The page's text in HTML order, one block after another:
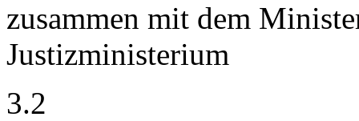
zusammen mit dem
Justizministerium
3.2